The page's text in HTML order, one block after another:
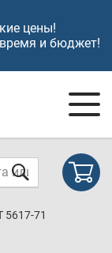
цены!
и бюджет!
5617-71